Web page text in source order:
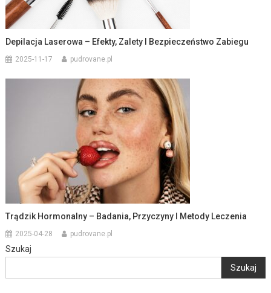
Depilacja Laserowa – Efekty, Zalety I Bezpieczeństwo Zabiegu
2025-11-17 pudrovane.pl
Trądzik Hormonalny – Badania, Przyczyny I Metody Leczenia
2025-04-28 pudrovane.pl
Szukaj
Szukaj